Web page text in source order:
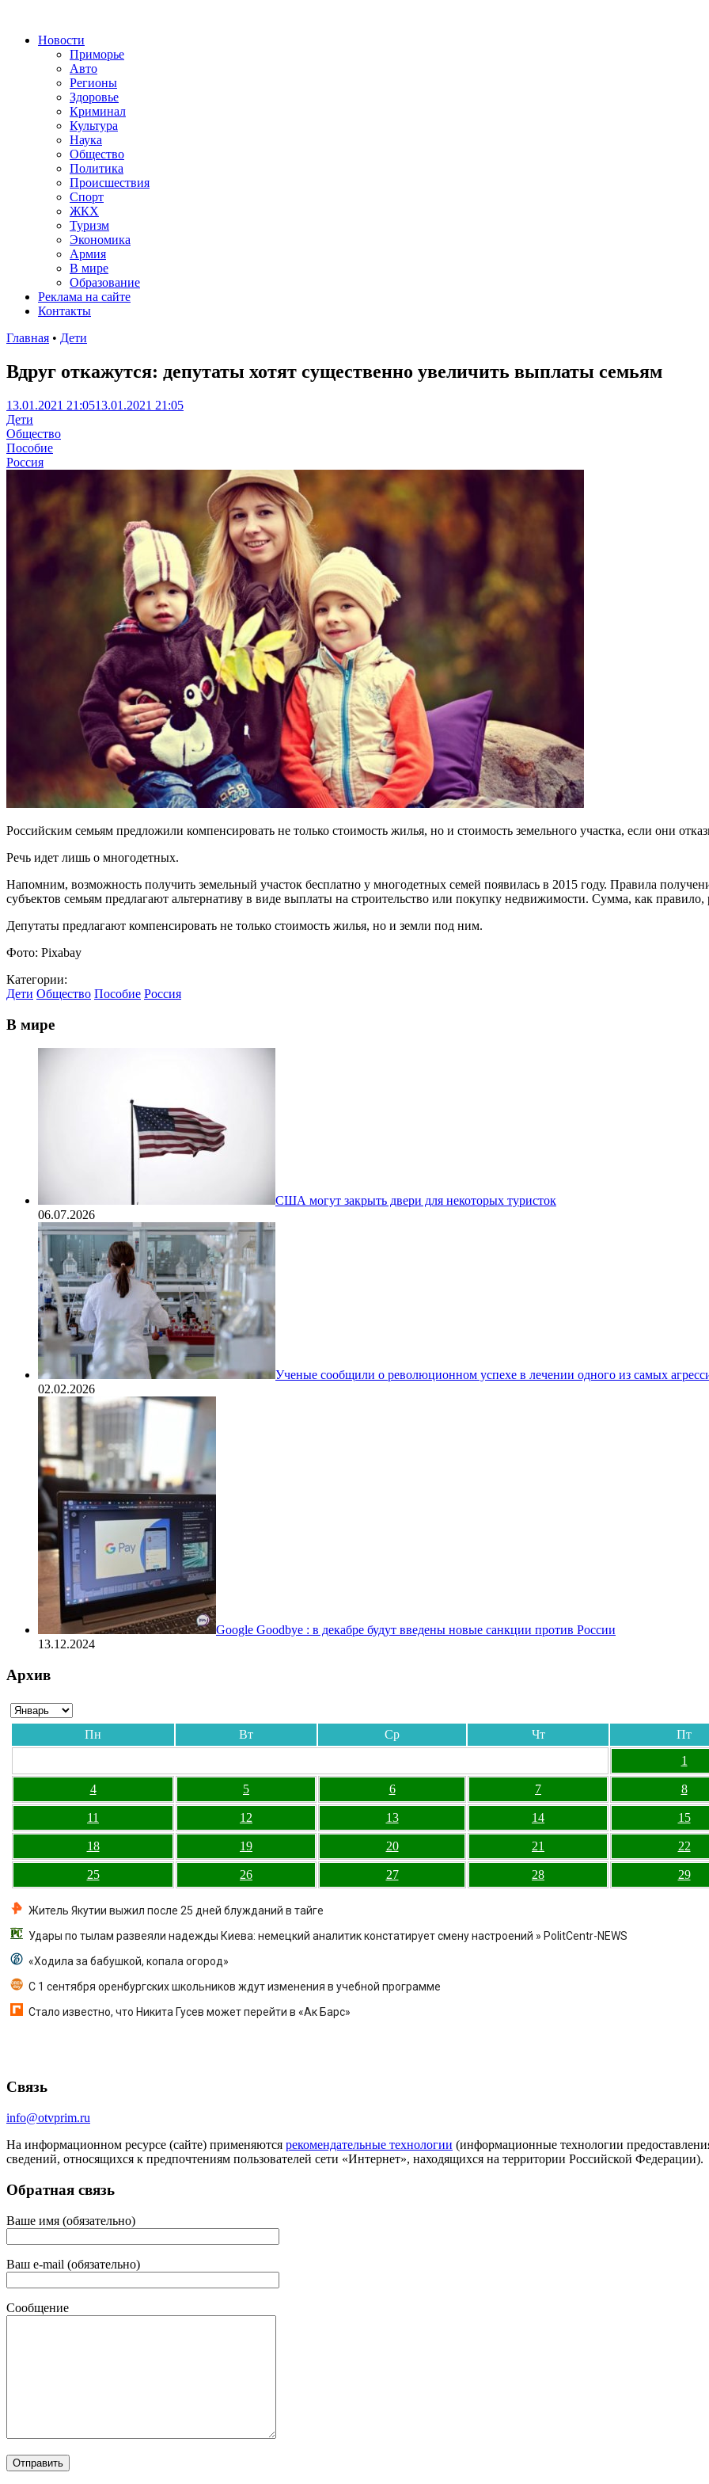
Новости
Приморье
Авто
Регионы
Здоровье
Криминал
Культура
Наука
Общество
Политика
Происшествия
Спорт
ЖКХ
Туризм
Экономика
Армия
В мире
Образование
Реклама на сайте
Контакты
Главная • Дети
Вдруг откажутся: депутаты хотят существенно увеличить выплаты семьям
13.01.2021 21:0513.01.2021 21:05
Дети
Общество
Пособие
Россия
Российским семьям предложили компенсировать не только стоимость жилья, но и стоимость земельного участка, если они
Речь идет лишь о многодетных.
Напомним, возможность получить земельный участок бесплатно у многодетных семей появилась в 2015 году. Правила
субъектов семьям предлагают альтернативу в виде выплаты на строительство или покупку недвижимости. Сумма, как
Депутаты предлагают компенсировать не только стоимость жилья, но и земли под ним.
Фото: Pixabay
Категории:
Дети Общество Пособие Россия
В мире
США могут закрыть двери для некоторых туристок
06.07.2026
Ученые сообщили о революционном успехе в лечении одного из самых
02.02.2026
Google Goodbye : в декабре будут введены новые санкции против России
13.12.2024
Архив
Пн Вт Ср Чт Пт
1
4 5 6 7 8
11 12 13 14 15
18 19 20 21 22
25 26 27 28 29
Житель Якутии выжил после 25 дней блужданий в тайге
Удары по тылам развеяли надежды Киева: немецкий аналитик констатирует смену настроений » PolitCentr-NEWS
«Ходила за бабушкой, копала огород»
С 1 сентября оренбургских школьников ждут изменения в учебной программе
Стало известно, что Никита Гусев может перейти в «Ак Барс»
Связь
info@otvprim.ru
На информационном ресурсе (сайте) применяются рекомендательные технологии (информационные технологии
сведений, относящихся к предпочтениям пользователей сети «Интернет», находящихся на территории Российской Федерации).
Обратная связь
Ваше имя (обязательно)
Ваш e-mail (обязательно)
Сообщение